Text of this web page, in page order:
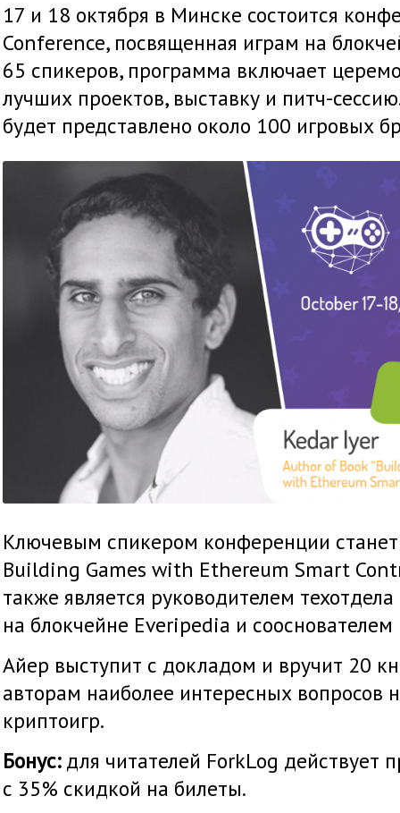
17 и 18 октября в Минске состоится
Conference, посвященная играм на
65 спикеров, программа включает
лучших проектов, выставку и питч-
будет представлено около 100 игровых
Ключевым спикером конференции станет
Building Games with Ethereum Smart
также является руководителем
на блокчейне Everipedia и
Айер выступит с докладом и вручит 20
авторам наиболее интересных вопросов
криптоигр.
Бонус:для читателей ForkLog действует
с 35% скидкой на билеты.